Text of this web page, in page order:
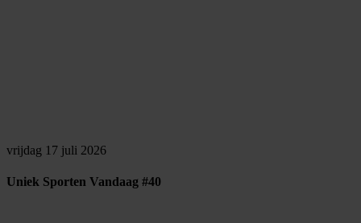
vrijdag 17 juli 2026
Uniek Sporten Vandaag #40